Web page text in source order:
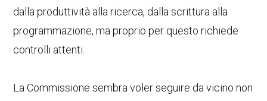
dalla produttività alla ricerca, dalla scrittura alla
programmazione, ma proprio per questo richiede
controlli attenti.
La Commissione sembra voler seguire da vicino non